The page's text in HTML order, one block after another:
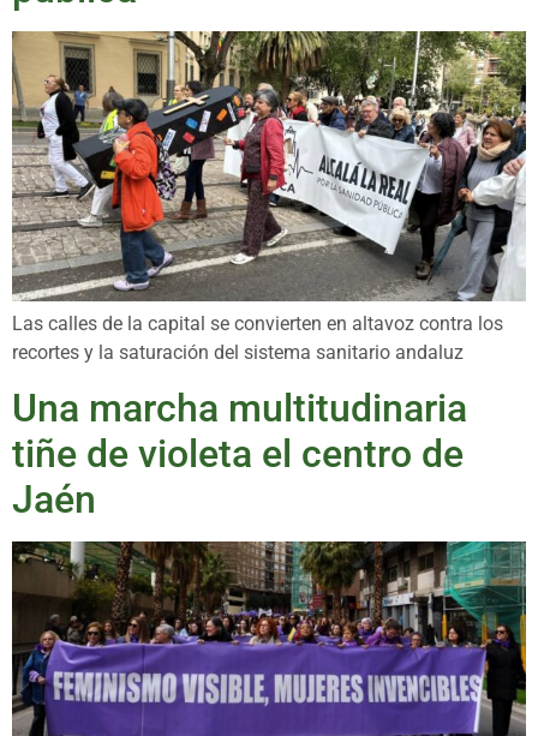
Las calles de la capital se convierten en altavoz contra los
recortes y la saturación del sistema sanitario andaluz
Una marcha multitudinaria
tiñe de violeta el centro de
Jaén